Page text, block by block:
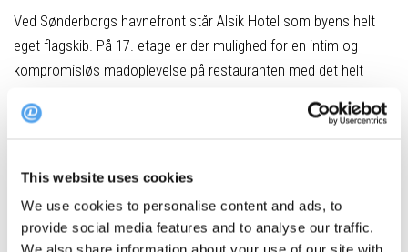
This website uses cookies
We use cookies to personalise content and ads, to
provide social media features and to analyse our traffic.
Ved Sønderborgs havnefront står Alsik Hotel som byens helt
eget flagskib. På 17. etage er der mulighed for en intim og
kompromisløs madoplevelse på restauranten med det helt
kvalitet kommer langt før kvantitet. Her vil man opleve et unikt
ældgamle håndværkstraditioner. En kunst, som er svær at
helaftensoplevelse, finder du den helt sikkert på Restaurant
Syttende.